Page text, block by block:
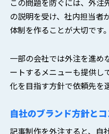
の説明を受け、社内担当者
体制を作ることが大切です。
一部の会社では外注を進め
ートするメニューも提供し
化を目指す方針で依頼先を
自社のブランド方針と
記事制作を外注すると、自